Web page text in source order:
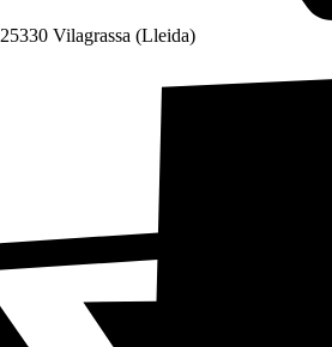
Vilagrassa (Lleida)